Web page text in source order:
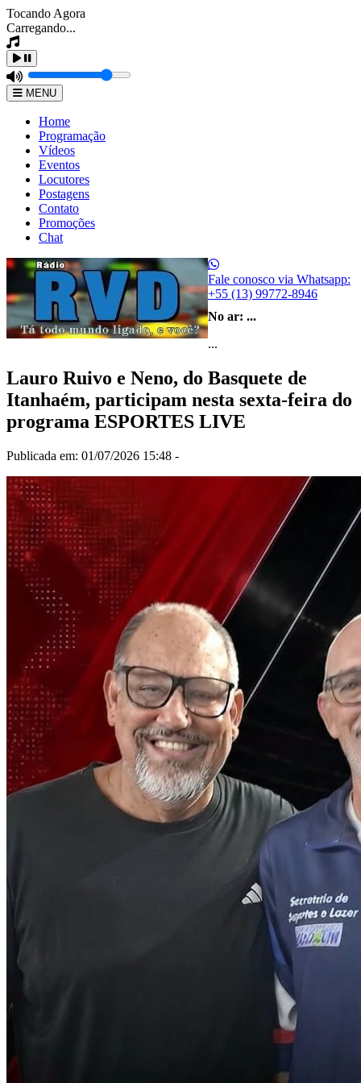
Tocando Agora
Carregando...
MENU
Home
Programação
Vídeos
Eventos
Locutores
Postagens
Contato
Promoções
Chat
Fale conosco via Whatsapp:
+55 (13) 99772-8946
No ar: ...
...
Lauro Ruivo e Neno, do Basquete de
Itanhaém, participam nesta sexta-feira do
programa ESPORTES LIVE
Publicada em: 01/07/2026 15:48 -